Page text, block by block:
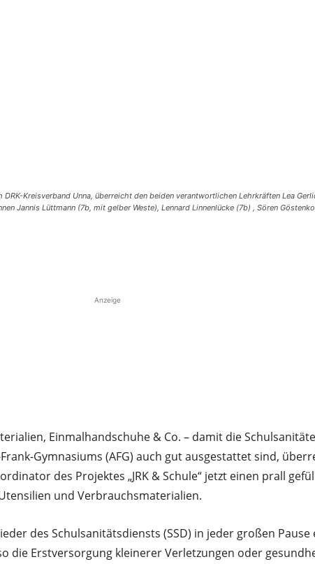
Kreisverband Unna, überreicht den beiden verantwortlichen Lehrkräften Lea
Jannis Lüttmann (7b, mit gelber Weste), Lennard Linnenlücke (7b) , Sören
Anzeige
Einmalhandschuhe & Co. – damit die
Gymnasiums (AFG) auch gut ausgestattet sind,
des Projektes „JRK & Schule“ jetzt einen prall
und Verbrauchsmaterialien.
des Schulsanitätsdiensts (SSD) in jeder großen Pause
die Erstversorgung kleinerer Verletzungen oder